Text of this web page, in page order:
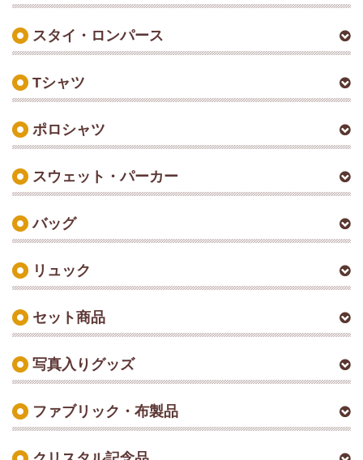
スタイ・ロンパース
Tシャツ
ポロシャツ
スウェット・パーカー
バッグ
リュック
セット商品
写真入りグッズ
ファブリック・布製品